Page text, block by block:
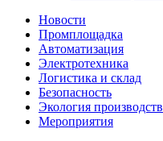
Новости
Промплощадка
Автоматизация
Электротехника
Логистика и склад
Безопасность
Экология производств
Мероприятия